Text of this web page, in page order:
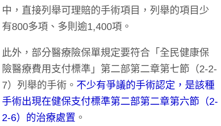
中，直接列舉可理賠的手術項目，列舉的項目少
有800多項、多則逾1,400項。
此外，部分醫療險保單規定要符合「全民健康保
險醫療費用支付標準」第二部第二章第七節（2-2-
7）列舉的手術。 不少有爭議的手術認定，是該種
手術出現在健保支付標準第二部第二章第六節（2-
2-6）的治療處置 。